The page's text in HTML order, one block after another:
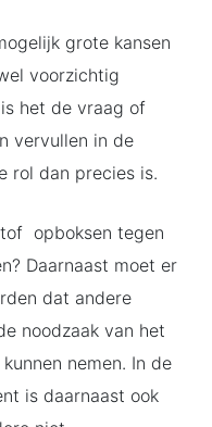
grote kansen
voorzichtig
het de vraag of
vervullen in de
rol dan precies is.
opboksen tegen
Daarnaast moet er
dat andere
noodzaak van het
nemen. In de
is daarnaast ook